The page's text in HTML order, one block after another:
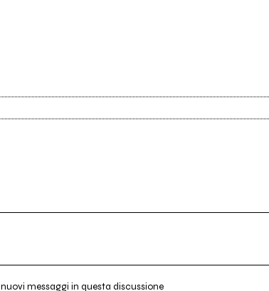
messaggi in questa discussione